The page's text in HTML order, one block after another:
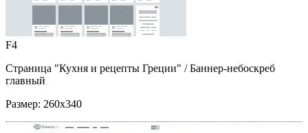
F4
Страница "Кухня и рецепты Греции" / Баннер-небоскреб
главный
Размер: 260x340